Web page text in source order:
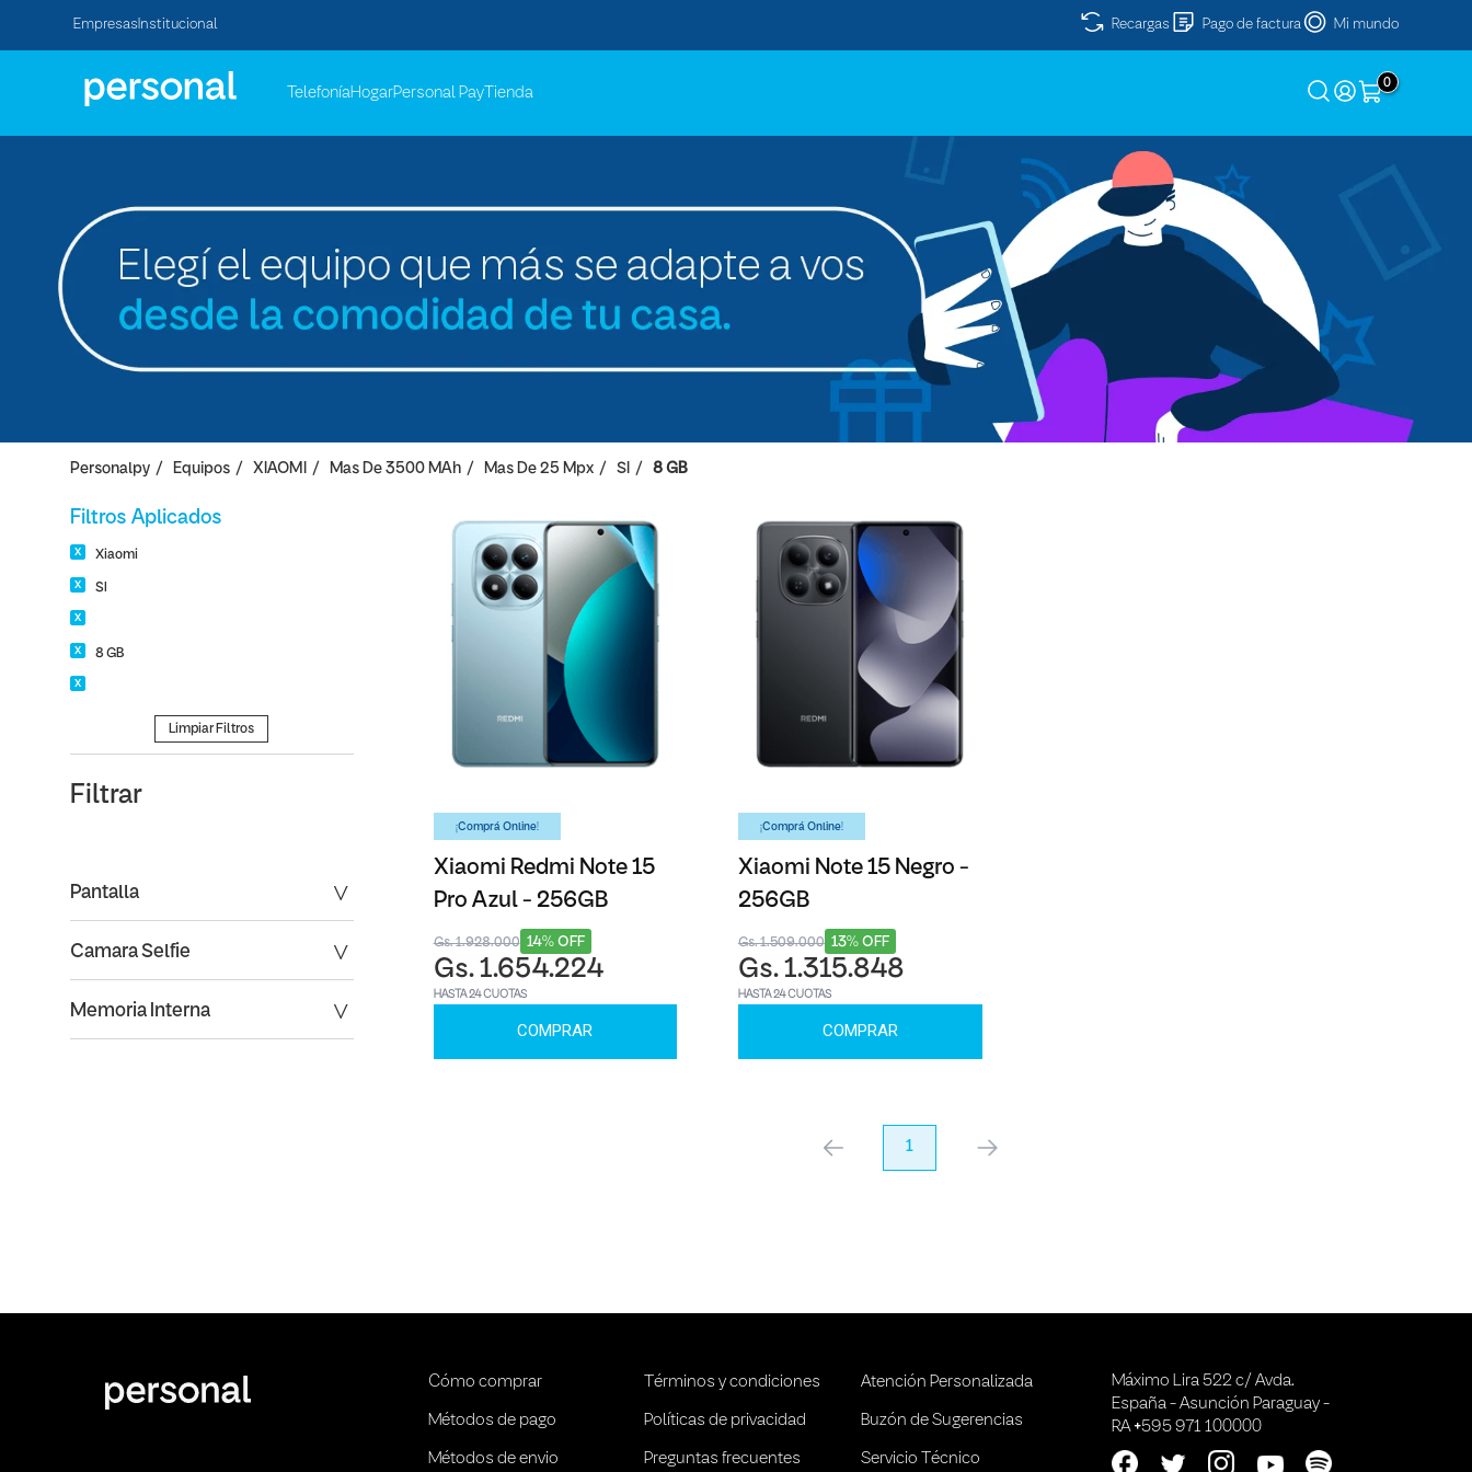
Empresas Institucional Recargas Pago de factura Mi mundo
TelefoníaHogarPersonal Pay Tienda
0
Personalpy Equipos XIAOMI Mas De 3500 MAh Mas De 25 Mpx SI 8 GB
Filtros Aplicados
Xiaomi
SI
8 GB
Limpiar Filtros
Filtrar
Pantalla
Camara Selfie
Memoria Interna
¡Comprá Online!
Xiaomi Redmi Note 15
Pro Azul - 256GB
14% OFF
Gs. 1.928.000
Gs. 1.654.224
HASTA 24 CUOTAS
COMPRAR
¡Comprá Online!
Xiaomi Note 15 Negro -
256GB
13% OFF
Gs. 1.509.000
Gs. 1.315.848
HASTA 24 CUOTAS
COMPRAR
anterior 1 próximo
Cómo comprar
Métodos de pago
Métodos de envio
Términos y condiciones
Políticas de privacidad
Preguntas frecuentes
Atención Personalizada
Buzón de Sugerencias
Servicio Técnico
Máximo Lira 522 c/ Avda.
España - Asunción Paraguay -
RA +595 971 100000